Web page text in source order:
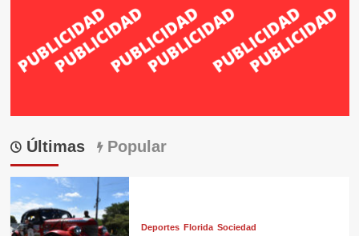
Últimas Popular
Deportes Florida Sociedad